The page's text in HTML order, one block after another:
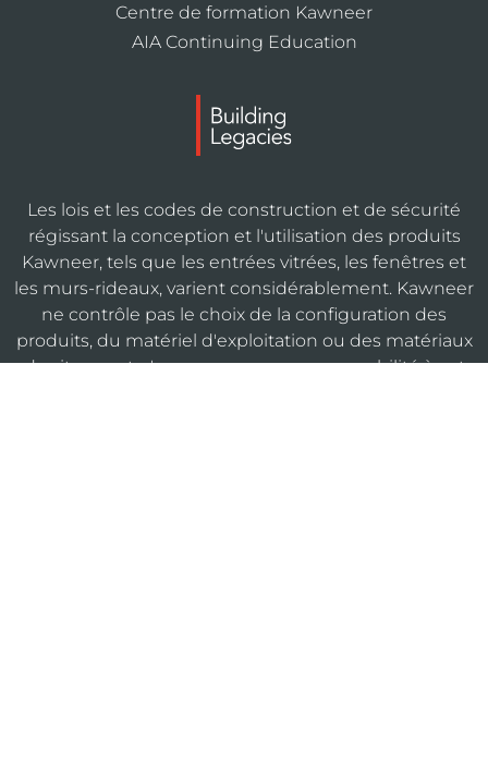
Centre de formation Kawneer
AIA Continuing Education
Les lois et les codes de construction et de sécurité
régissant la conception et l'utilisation des produits
Kawneer, tels que les entrées vitrées, les fenêtres et
les murs-rideaux, varient considérablement. Kawneer
ne contrôle pas le choix de la configuration des
produits, du matériel d'exploitation ou des matériaux
de vitrage, et n'assume aucune responsabilité à cet